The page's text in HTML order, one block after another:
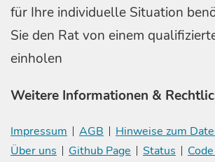
für Ihre individuelle Situation
Sie den Rat von einem
einholen
Weitere Informationen &
Impressum AGB
Hinweise zum
Über uns
Github Page Status